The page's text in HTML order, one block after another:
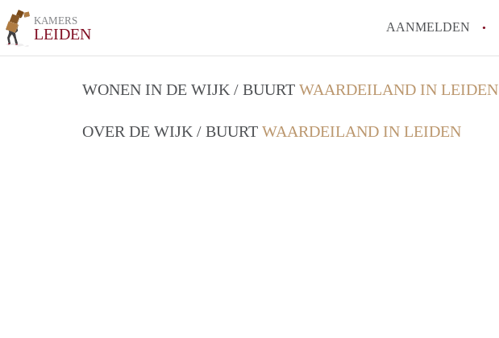
KAMERS
LEIDEN AANMELDEN
WONEN IN DE WIJK / BUURT WAARDEILAND IN LEIDEN
OVER DE WIJK / BUURT WAARDEILAND IN LEIDEN